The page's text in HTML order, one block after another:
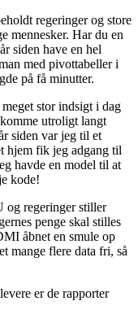
regeringer og store
mennesker. Har du en
siden have en hel
med pivottabeller i
på få minutter.
stor indsigt i dag
utroligt langt
siden var jeg til et
hjem fik jeg adgang til
havde en model til at
kode!
og regeringer stiller
penge skal stilles
åbnet en smule op
mange flere data fri, så
er de rapporter